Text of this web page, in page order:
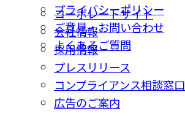
プライバシーポリシー
ご意⾒・お問い合わせ
よくあるご質問
コーポレートサイト
会社情報
採⽤情報
プレスリリース
コンプライアンス相談窓⼝
広告のご案内